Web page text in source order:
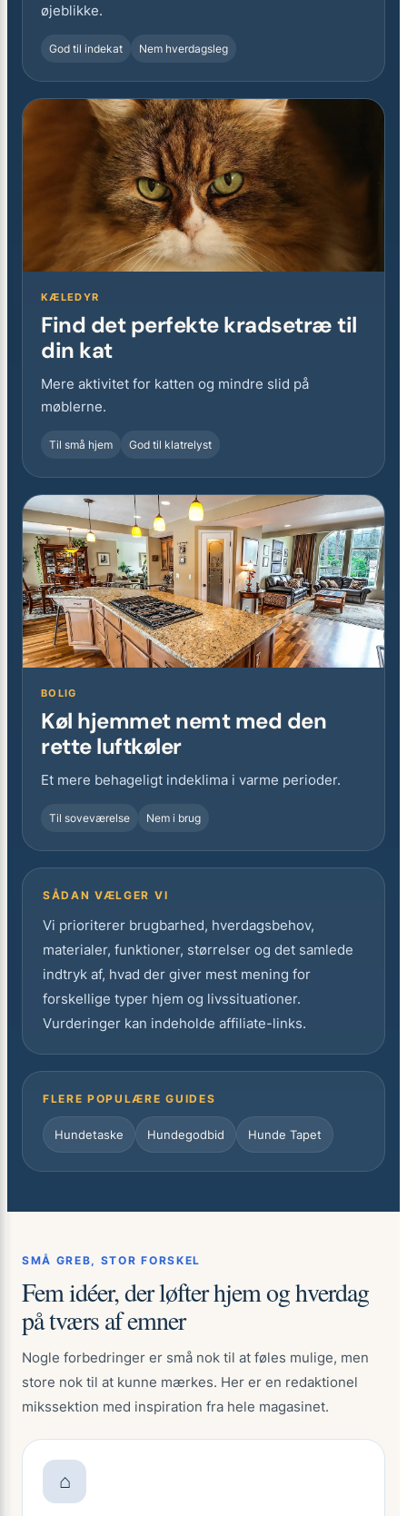
øjeblikke.
God til indekat Nem hverdagsleg
KÆLEDYR
Find det perfekte kradsetræ til
din kat
Mere aktivitet for katten og mindre slid på
møblerne.
Til små hjem God til klatrelyst
BOLIG
Køl hjemmet nemt med den
rette luftkøler
Et mere behageligt indeklima i varme perioder.
Til soveværelse Nem i brug
SÅDAN VÆLGER VI
Vi prioriterer brugbarhed, hverdagsbehov,
materialer, funktioner, størrelser og det samlede
indtryk af, hvad der giver mest mening for
forskellige typer hjem og livssituationer.
Vurderinger kan indeholde affiliate-links.
FLERE POPULÆRE GUIDES
Hundetaske Hundegodbid Hunde Tapet
SMÅ GREB, STOR FORSKEL
Fem idéer, der løfter hjem og hverdag
på tværs af emner
Nogle forbedringer er små nok til at føles mulige, men
store nok til at kunne mærkes. Her er en redaktionel
mikssektion med inspiration fra hele magasinet.
⌂